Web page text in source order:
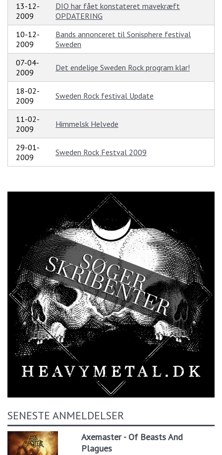
13-12-
2009
DIO har fået konstateret mavekræft
OPDATERING
10-12-
2009
Bands annonceret til Sonisphere festival
Sweden
07-04-
2009
Det endelige Sweden Rock program klar!
18-02-
2009
Sweden Rock festival Update
11-02-
2009
Himmelsk Helvede
29-01-
2009
Sweden Rock Festval 2009
SENESTE ANMELDELSER
Axemaster - Of Beasts And
Plagues